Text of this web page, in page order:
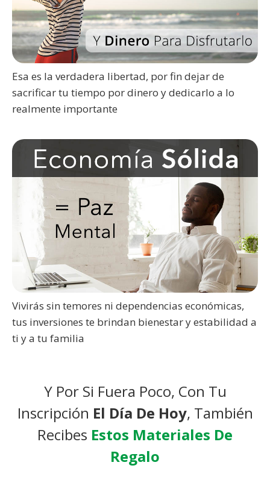
Esa es la verdadera libertad, por fin dejar de
sacrificar tu tiempo por dinero y dedicarlo a lo
realmente importante
Vivirás sin temores ni dependencias económicas,
tus inversiones te brindan bienestar y estabilidad a
ti y a tu familia
Y Por Si Fuera Poco, Con Tu
Inscripción El Día De Hoy, También
Recibes Estos Materiales De
Regalo